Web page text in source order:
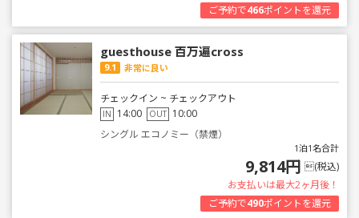
ご予約で466ポイントを還元
guesthouse 百万遍cross
9.1 非常に良い
チェックイン ~ チェックアウト
IN 14:00 OUT 10:00
シングル エコノミー（禁煙）
1泊1名合計
9,814円 (税込)
お支払いは最大2ヶ月後！
ご予約で490ポイントを還元